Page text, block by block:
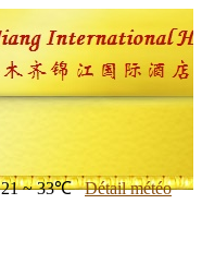
21 ~ 33℃ Détail météo